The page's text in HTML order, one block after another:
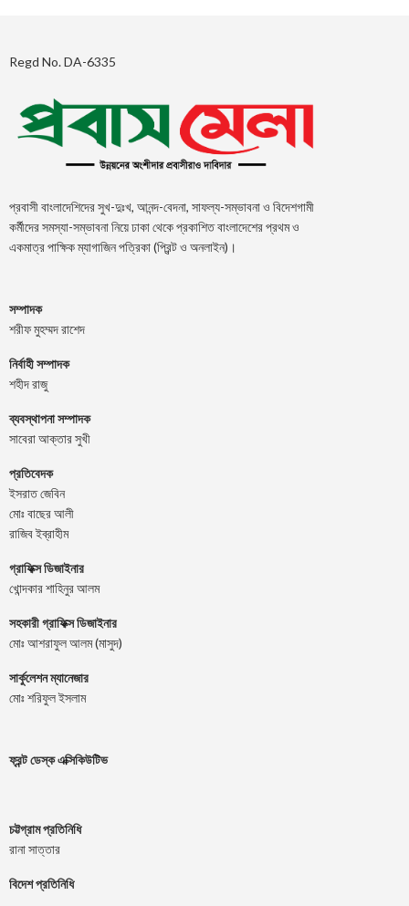
Regd No. DA-6335
প্রবাসী বাংলাদেশিদের সুখ-দুঃখ, আনন্দ-বেদনা, সাফল্য-সম্ভাবনা ও বিদেশগামী
কর্মীদের সমস্যা-সম্ভাবনা নিয়ে ঢাকা থেকে প্রকাশিত বাংলাদেশের প্রথম ও
একমাত্র পাক্ষিক ম্যাগাজিন পত্রিকা (প্রিন্ট ও অনলাইন)।
সম্পাদক
শরীফ মুহম্মদ রাশেদ
নির্বাহী সম্পাদক
শহীদ রাজু
ব্যবস্থাপনা সম্পাদক
সাবেরা আক্তার সুখী
প্রতিবেদক
ইসরাত জেবিন
মোঃ বাছের আলী
রাজিব ইব্রাহীম
গ্রাফিক্স ডিজাইনার
খোন্দকার শাহিনুর আলম
সহকারী গ্রাফিক্স ডিজাইনার
মোঃ আশরাফুল আলম (মাসুদ)
সার্কুলেশন ম্যানেজার
মোঃ শরিফুল ইসলাম
ফ্রন্ট ডেস্ক এক্সিকিউটিভ
চট্টগ্রাম প্রতিনিধি
রানা সাত্তার
বিদেশ প্রতিনিধি